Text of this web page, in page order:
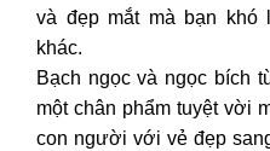
và đẹp mắt mà bạn
khác.
Bạch ngọc và ngọc bích
một chân phẩm tuyệt vời
con người với vẻ đẹp